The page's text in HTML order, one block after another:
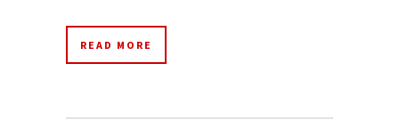
READ MORE